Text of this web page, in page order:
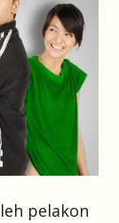
pelakon